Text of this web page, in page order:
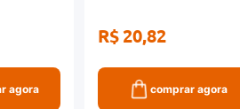
agora
R$ 20,82
comprar agora